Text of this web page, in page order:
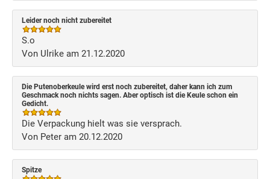
Leider noch nicht zubereitet
S.o
Von Ulrike am 21.12.2020
Die Putenoberkeule wird erst noch zubereitet, daher kann ich zum
Geschmack noch nichts sagen. Aber optisch ist die Keule schon ein
Gedicht.
Die Verpackung hielt was sie versprach.
Von Peter am 20.12.2020
Spitze